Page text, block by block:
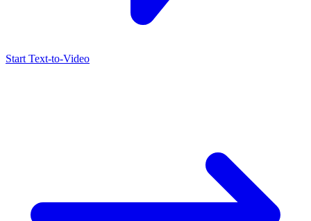
Start Text-to-Video